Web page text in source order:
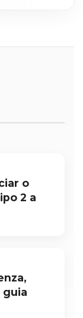
o
2 a
guia